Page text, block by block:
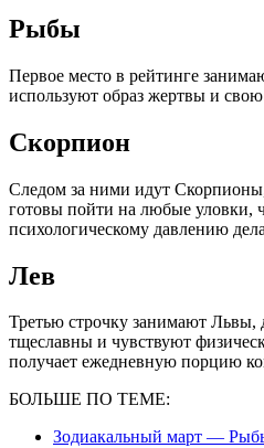
Рыбы
Первое место в рейтинге
используют образ жертвы и
Скорпион
Следом за ними идут
готовы пойти на любые уловки,
психологическому давлению
Лев
Третью строчку занимают Львы,
тщеславны и чувствуют
получает ежедневную порцию
БОЛЬШЕ ПО ТЕМЕ:
Зодиакальный март —